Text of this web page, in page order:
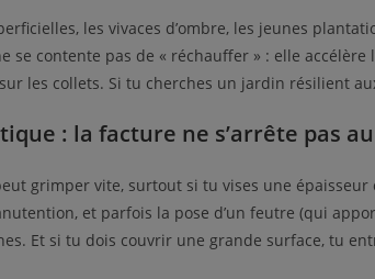
les vivaces d’ombre, les jeunes
se contente pas de « réchauffer » : elle
les collets. Si tu cherches un jardin résilient
: la facture ne s’arrête pas
grimper vite, surtout si tu vises une
et parfois la pose d’un feutre (qui
Et si tu dois couvrir une grande surface, tu